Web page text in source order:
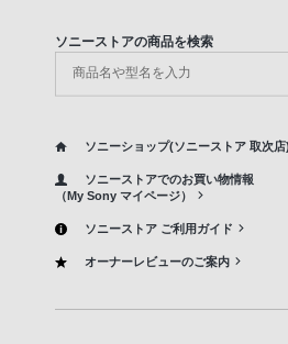
ソニーストアの商品を検索
ソニーショップ(ソニーストア 取次店)
ソニーストアでのお買い物情報
（My Sony マイページ）
ソニーストア ご利用ガイド
オーナーレビューのご案内